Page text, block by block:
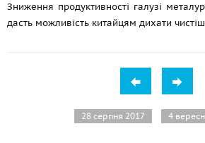
Зниження продуктивності галузі
дасть можливість китайцям дихати
28 серпня 2017 4